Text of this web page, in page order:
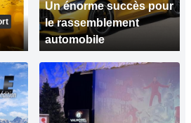
Un énorme succès pour
le rassemblement
automobile